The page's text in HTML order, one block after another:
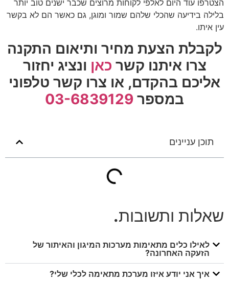
הצטרפו עוד היום לאלפי לקוחות מרוצים שכבר ישנים טוב יותר
בלילה בידיעה שהכלי שלהם שמור ומוגן, גם כאשר הם לא בקשר
עין איתו.
לקבלת הצעת מחיר ותיאום התקנה
צרו איתנו קשר כאן ונציג יחזור
אליכם בהקדם, או צרו קשר טלפוני
במספר 03-6839129
תוכן עניינים
שאלות ותשובות.
לאילו כלים מתאימות מערכות המיגון והאיתור של
הזעקה האחרונה?
איך אני יודע איזו מערכת מתאימה לכלי שלי?